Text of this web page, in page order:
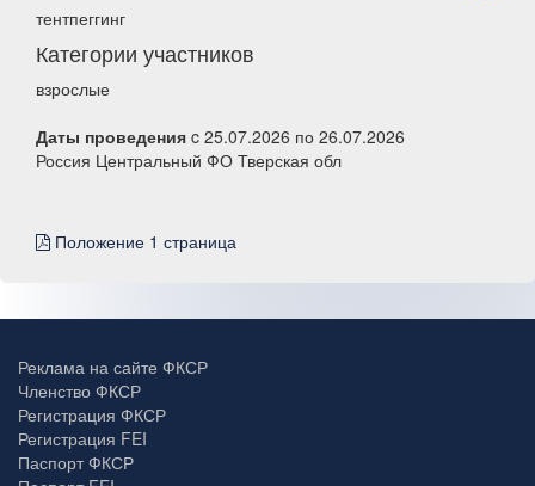
тентпеггинг
Категории участников
взрослые
Даты проведения c 25.07.2026 по 26.07.2026
Россия Центральный ФО Тверская обл
Положение 1 страница
Реклама на сайте ФКСР
Членство ФКСР
Регистрация ФКСР
Регистрация FEI
Паспорт ФКСР